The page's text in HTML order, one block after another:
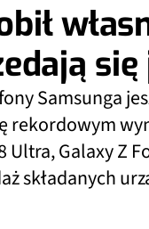
Samsunga
rekordowym
Galaxy Z
składanych